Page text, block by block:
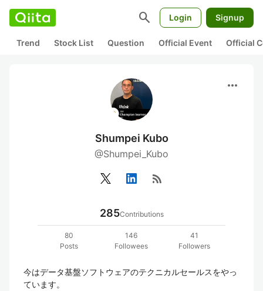
search Login Signup
Trend Stock List Question Official Event Official
more_horiz
Shumpei Kubo
@Shumpei_Kubo
rss_feed
285Contributions
80
Posts
146
Followees
41
Followers
今はデータ基盤ソフトウェアのテクニカルセールスをやっ
ています。